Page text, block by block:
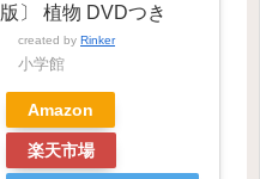
版〕 植物 DVDつき
created by Rinker
小学館
Amazon
楽天市場